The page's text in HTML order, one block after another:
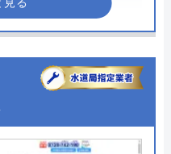
良く、真摯に対応
らの細かい要望に
ております。工期
こちらのことを考
てくださり、あり
不安や疑問点など
した。 職人さんた
ミを見る
上で適用
無料